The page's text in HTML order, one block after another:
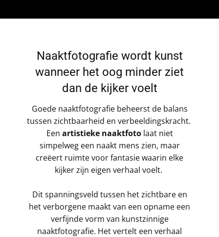
Naaktfotografie wordt kunst
wanneer het oog minder ziet
dan de kijker voelt
Goede naaktfotografie beheerst de balans
tussen zichtbaarheid en verbeeldingskracht.
Een artistieke naaktfotolaat niet
simpelweg een naakt mens zien, maar
creëert ruimte voor fantasie waarin elke
kijker zijn eigen verhaal voelt.
Dit spanningsveld tussen het zichtbare en
het verborgene maakt van een opname een
verfijnde vorm van kunstzinnige
naaktfotografie. Het vertelt een verhaal